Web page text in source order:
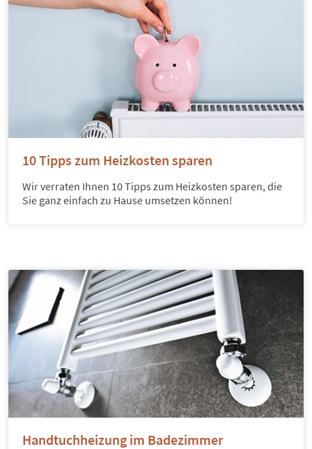
10 Tipps zum Heizkosten sparen
Wir verraten Ihnen 10 Tipps zum Heizkosten sparen, die
Sie ganz einfach zu Hause umsetzen können!
Handtuchheizung im Badezimmer